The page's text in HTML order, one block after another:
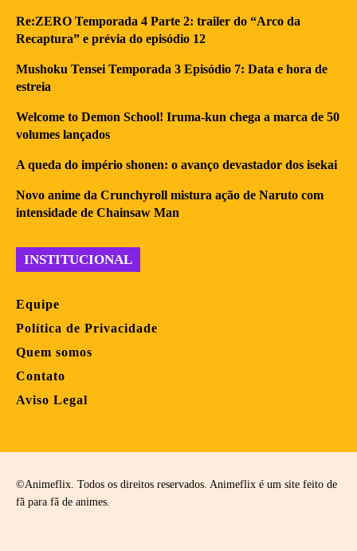
Re:ZERO Temporada 4 Parte 2: trailer do “Arco da
Recaptura” e prévia do episódio 12
Mushoku Tensei Temporada 3 Episódio 7: Data e hora de
estreia
Welcome to Demon School! Iruma-kun chega a marca de 50
volumes lançados
A queda do império shonen: o avanço devastador dos isekai
Novo anime da Crunchyroll mistura ação de Naruto com
intensidade de Chainsaw Man
INSTITUCIONAL
Equipe
Política de Privacidade
Quem somos
Contato
Aviso Legal
©Animeflix. Todos os direitos reservados. Animeflix é um site feito de
fã para fã de animes.